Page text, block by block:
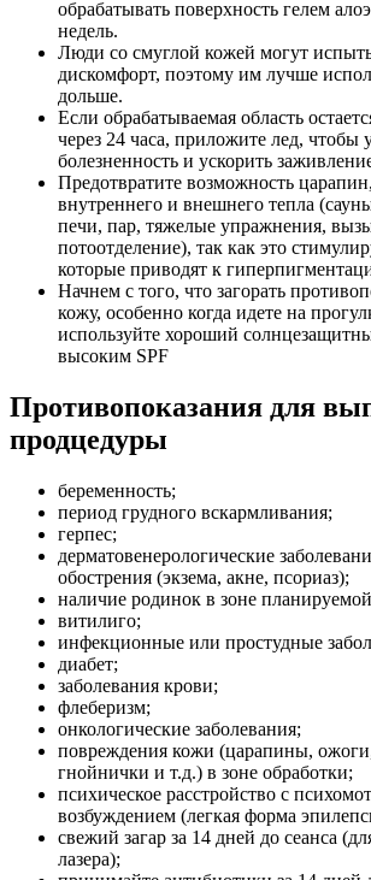
обрабатывать поверхность гелем
недель.
Люди со смуглой кожей могут
дискомфорт, поэтому им лучше
дольше.
Если обрабатываемая область
через 24 часа, приложите лед, чтобы
болезненность и ускорить
Предотвратите возможность
внутреннего и внешнего тепла
печи, пар, тяжелые упражнения,
потоотделение), так как это
которые приводят к
Начнем с того, что загорать
кожу, особенно когда идете на
используйте хороший
высоким SPF
Противопоказания для
продцедуры
беременность;
период грудного вскармливания;
герпес;
дерматовенерологические
обострения (экзема, акне, псориаз);
наличие родинок в зоне
витилиго;
инфекционные или простудные
диабет;
заболевания крови;
флеберизм;
онкологические заболевания;
повреждения кожи (царапины,
гнойнички и т.д.) в зоне обработки;
психическое расстройство с
возбуждением (легкая форма
свежий загар за 14 дней до сеанса
лазера);